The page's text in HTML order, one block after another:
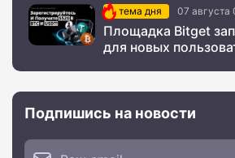
тема дня 07 августа
Площадка Bitget
для новых
Подпишись на новости